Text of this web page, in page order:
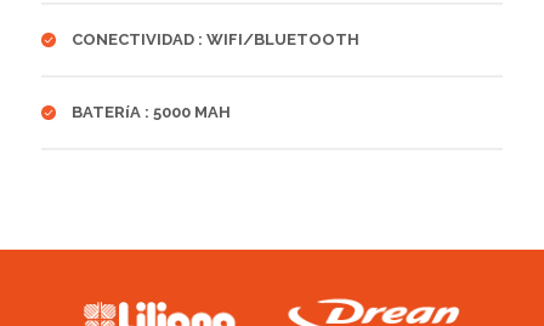
CONECTIVIDAD : WIFI/BLUETOOTH
BATERíA : 5000 MAH